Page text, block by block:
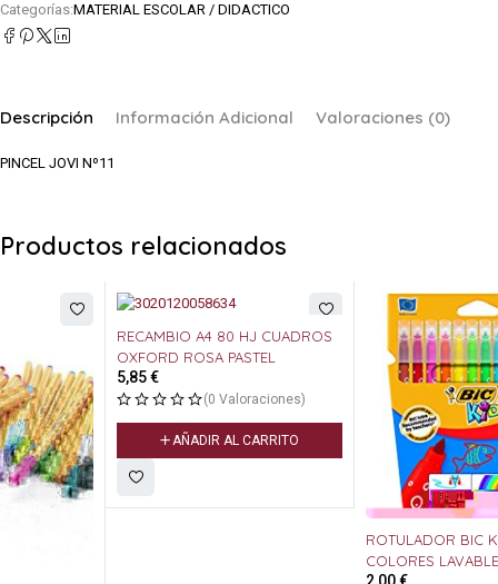
Categorías:MATERIAL ESCOLAR / DIDACTICO
Descripción Información Adicional Valoraciones (0)
PINCEL JOVI Nº11
Productos relacionados
RECAMBIO A4 80 HJ CUADROS
OXFORD ROSA PASTEL
5,85€
(0 Valoraciones)
AÑADIR AL CARRITO
ROTULADOR BIC KIDS 12
COLORES LAVABLE